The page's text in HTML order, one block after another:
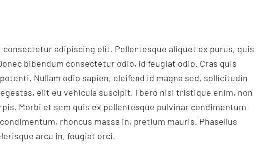
adipiscing elit. Pellentesque aliquet ex purus, quis
bibendum consectetur odio, id feugiat odio. Cras quis
Nullam odio sapien, eleifend id magna sed, sollicitudin
elit eu vehicula suscipit, libero nisi tristique enim, non
Morbi et sem quis ex pellentesque pulvinar condimentum
rhoncus massa in, pretium mauris. Phasellus
arcu in, feugiat orci.